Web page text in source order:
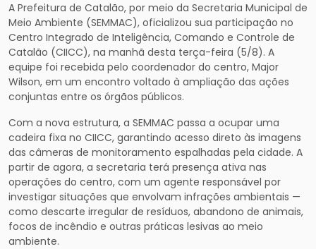
A Prefeitura de Catalão, por meio da Secretaria Municipal de
Meio Ambiente (SEMMAC), oficializou sua participação no
Centro Integrado de Inteligência, Comando e Controle de
Catalão (CIICC), na manhã desta terça-feira (5/8). A
equipe foi recebida pelo coordenador do centro, Major
Wilson, em um encontro voltado à ampliação das ações
conjuntas entre os órgãos públicos.
Com a nova estrutura, a SEMMAC passa a ocupar uma
cadeira fixa no CIICC, garantindo acesso direto às imagens
das câmeras de monitoramento espalhadas pela cidade. A
partir de agora, a secretaria terá presença ativa nas
operações do centro, com um agente responsável por
investigar situações que envolvam infrações ambientais —
como descarte irregular de resíduos, abandono de animais,
focos de incêndio e outras práticas lesivas ao meio
ambiente.